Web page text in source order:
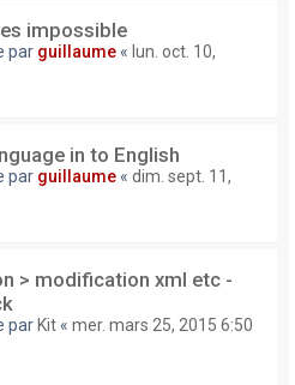
impossible
par guillaume « lun. oct. 10,
in to English
par guillaume « dim. sept. 11,
> modification xml etc -
parKit « mer. mars 25, 2015 6:50